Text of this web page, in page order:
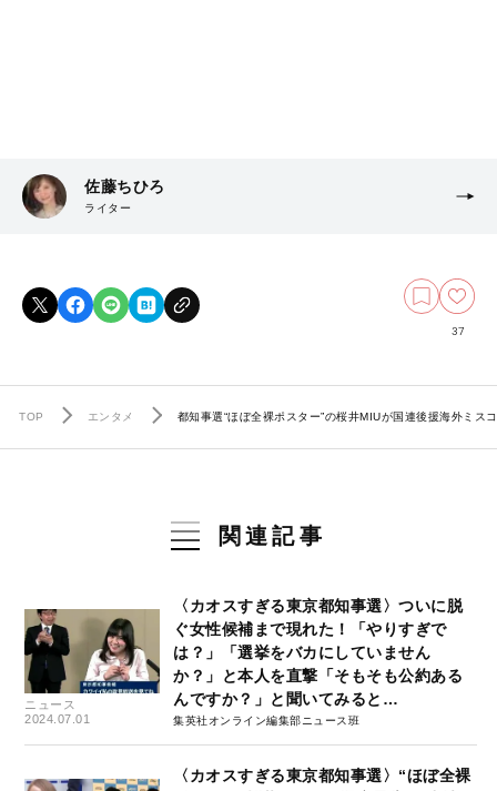
佐藤ちひろ
ライター
37
TOP エンタメ 都知事選“ほぼ全裸ポスター”の桜井MIUが国連後援海外ミ
関連記事
ニュース
2024.07.01
〈カオスすぎる東京都知事選〉ついに脱
ぐ女性候補まで現れた！「やりすぎで
は？」「選挙をバカにしていません
か？」と本人を直撃「そもそも公約ある
んですか？」と聞いてみると…
集英社オンライン編集部ニュース班
〈カオスすぎる東京都知事選〉“ほぼ全裸